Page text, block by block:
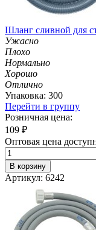
Шланг сливной для
Ужасно
Плохо
Нормально
Хорошо
Отлично
Упаковка: 300
Перейти в группу
Розничная цена:
109 ₽
Оптовая цена
В корзину
Артикул: 6242